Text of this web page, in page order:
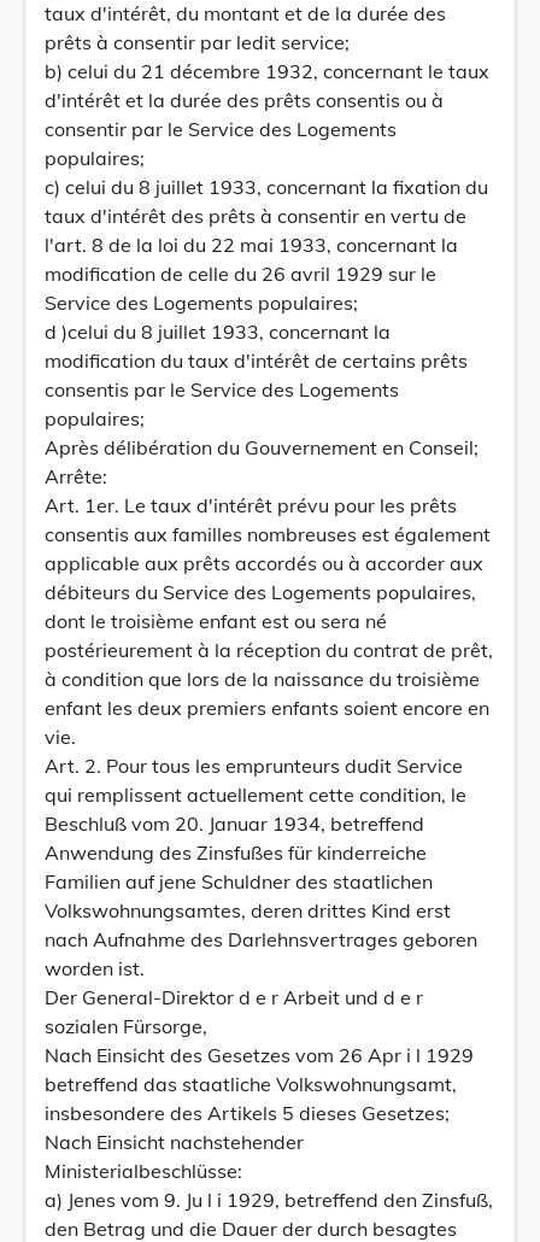
taux d'intérêt, du montant et de la durée des
prêts à consentir par ledit service;
b) celui du 21 décembre 1932, concernant le taux
d'intérêt et la durée des prêts consentis ou à
consentir par le Service des Logements
populaires;
c) celui du 8 juillet 1933, concernant la fixation du
taux d'intérêt des prêts à consentir en vertu de
l'art. 8 de la loi du 22 mai 1933, concernant la
modification de celle du 26 avril 1929 sur le
Service des Logements populaires;
d )celui du 8 juillet 1933, concernant la
modification du taux d'intérêt de certains prêts
consentis par le Service des Logements
populaires;
Après délibération du Gouvernement en Conseil;
Arrête:
Art. 1er. Le taux d'intérêt prévu pour les prêts
consentis aux familles nombreuses est également
applicable aux prêts accordés ou à accorder aux
débiteurs du Service des Logements populaires,
dont le troisième enfant est ou sera né
postérieurement à la réception du contrat de prêt,
à condition que lors de la naissance du troisième
enfant les deux premiers enfants soient encore en
vie.
Art. 2. Pour tous les emprunteurs dudit Service
qui remplissent actuellement cette condition, le
Beschluß vom 20. Januar 1934, betreffend
Anwendung des Zinsfußes für kinderreiche
Familien auf jene Schuldner des staatlichen
Volkswohnungsamtes, deren drittes Kind erst
nach Aufnahme des Darlehnsvertrages geboren
worden ist.
Der General-Direktor d e r Arbeit und d e r
sozialen Fürsorge,
Nach Einsicht des Gesetzes vom 26 Apr i l 1929
betreffend das staatliche Volkswohnungsamt,
insbesondere des Artikels 5 dieses Gesetzes;
Nach Einsicht nachstehender
Ministerialbeschlüsse:
a) Jenes vom 9. Ju l i 1929, betreffend den Zinsfuß,
den Betrag und die Dauer der durch besagtes